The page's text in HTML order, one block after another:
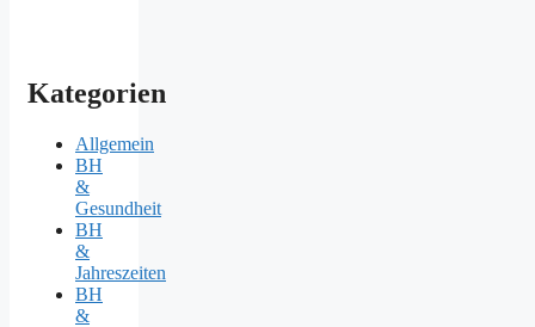
Kategorien
Allgemein
BH
&
Gesundheit
BH
&
Jahreszeiten
BH
&